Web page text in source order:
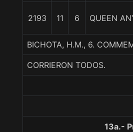
2193 11 6 QUEEN
BICHOTA, H.M., 6.
CORRIERON TODOS.
13a.-